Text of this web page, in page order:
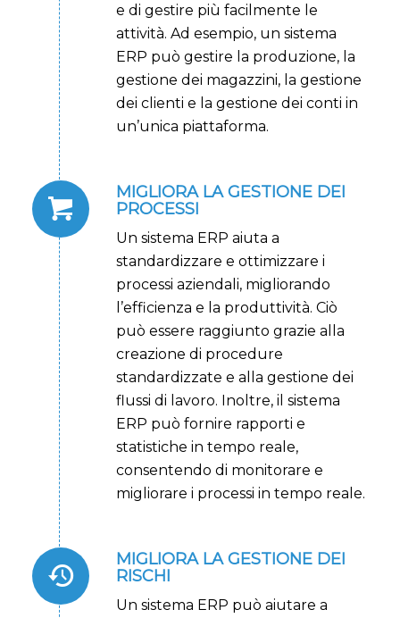
e di gestire più facilmente le
attività. Ad esempio, un sistema
ERP può gestire la produzione, la
gestione dei magazzini, la gestione
dei clienti e la gestione dei conti in
un’unica piattaforma.
MIGLIORA LA GESTIONE DEI
PROCESSI
Un sistema ERP aiuta a
standardizzare e ottimizzare i
processi aziendali, migliorando
l’efficienza e la produttività. Ciò
può essere raggiunto grazie alla
creazione di procedure
standardizzate e alla gestione dei
flussi di lavoro. Inoltre, il sistema
ERP può fornire rapporti e
statistiche in tempo reale,
consentendo di monitorare e
migliorare i processi in tempo reale.
MIGLIORA LA GESTIONE DEI
RISCHI
Un sistema ERP può aiutare a